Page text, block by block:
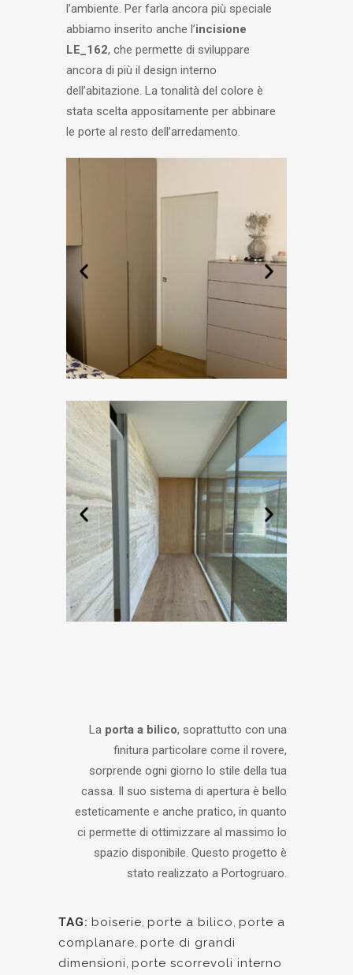
l’ambiente. Per farla ancora più speciale
abbiamo inserito anche l’incisione
LE_162, che permette di sviluppare
ancora di più il design interno
dell’abitazione. La tonalità del colore è
stata scelta appositamente per abbinare
le porte al resto dell’arredamento.
La porta a bilico, soprattutto con una
finitura particolare come il rovere,
sorprende ogni giorno lo stile della tua
cassa. Il suo sistema di apertura è bello
esteticamente e anche pratico, in quanto
ci permette di ottimizzare al massimo lo
spazio disponibile. Questo progetto è
stato realizzato a Portogruaro.
TAG: boiserie porte a bilico porte a
complanare porte di grandi
dimensioni porte scorrevoli interno